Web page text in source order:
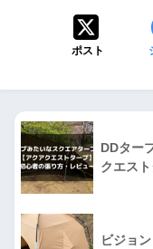
ポスト
DDター
クエス
ビジョ